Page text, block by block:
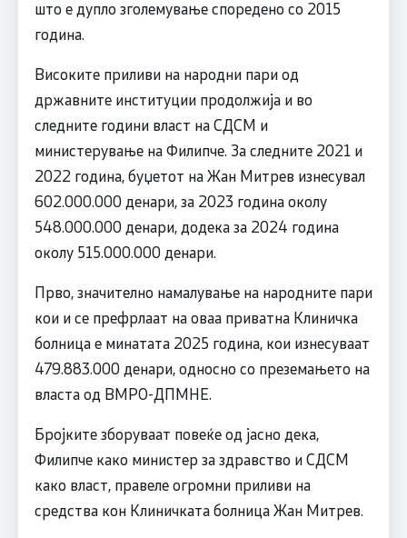
што е дупло зголемување споредено со 2015
година.
Високите приливи на народни пари од
државните институции продолжија и во
следните години власт на СДСM и
министерување на Филипче. За следните 2021 и
2022 година, буџетот на Жан Митрев изнесувал
602.000.000 денари, за 2023 година околу
548.000.000 денари, додека за 2024 година
околу 515.000.000 денари.
Прво, значително намалување на народните пари
кои и се префрлаат на оваа приватна Клиничка
болница е минатата 2025 година, кои изнесуваат
479.883.000 денари, односно со преземањето на
власта од ВМРО-ДПМНЕ.
Бројките зборуваат повеќе од јасно дека,
Филипче како министер за здравство и СДСM
како власт, правеле огромни приливи на
средства кон Клиничката болница Жан Митрев.